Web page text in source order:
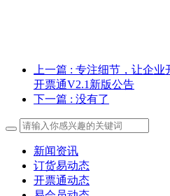
上一篇 : 专注细节，让企
开票通V2.1新版公告
下一篇 : 没有了
新闻资讯
订货易动态
开票通动态